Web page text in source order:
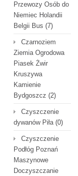
Przewozy Osób do
Niemiec Holandii
Belgii Bus (7)
Czarnoziem
Ziemia Ogrodowa
Piasek Żwir
Kruszywa
Kamienie
Bydgoszcz (2)
Czyszczenie
dywanów Piła(0)
Czyszczenie
Podłóg Poznań
Maszynowe
Doczyszczanie